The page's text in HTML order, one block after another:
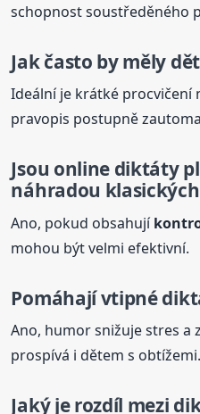
schopnost soustředěného
Jak často by měly
Ideální je krátké procvičení
pravopis postupně
Jsou online diktáty
náhradou
Ano, pokud obsahují
mohou být velmi efektivní.
Pomáhají vtipné
Ano, humor snižuje stres a
prospívá i dětem s obtížemi.
Jaký je rozdíl mezi